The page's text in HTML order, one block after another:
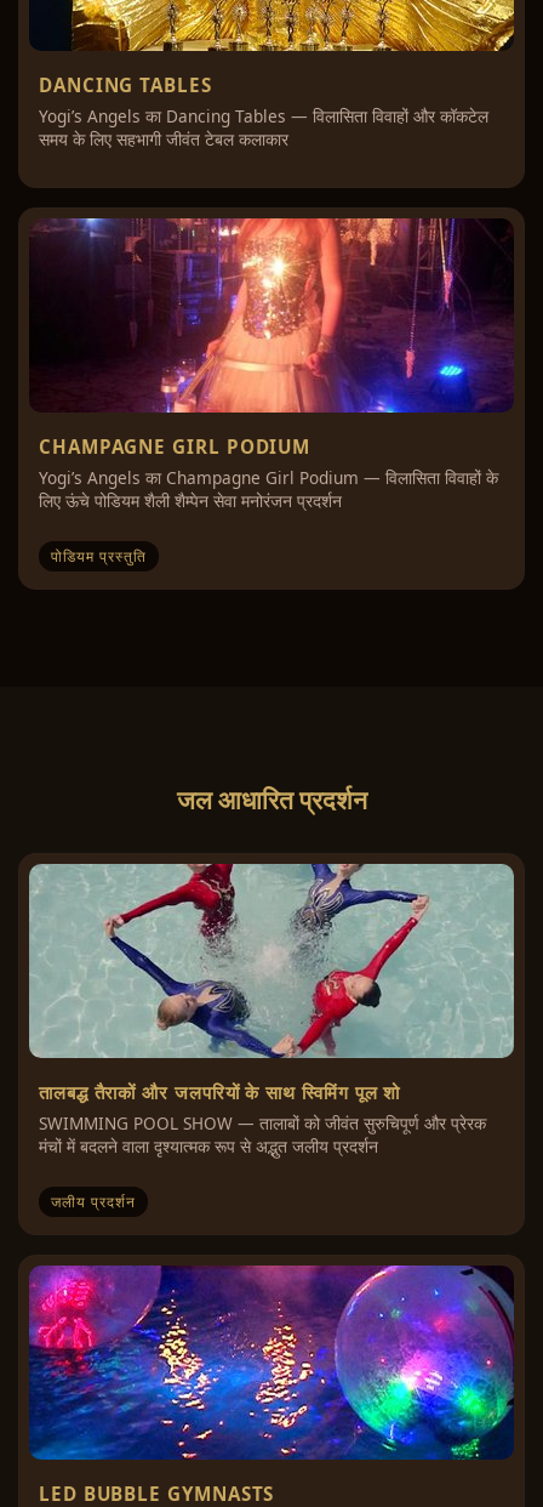
DANCING TABLES
Yogi’s Angels का Dancing Tables — विलासिता विवाहों और कॉकटेल
समय के लिए सहभागी जीवंत टेबल कलाकार
CHAMPAGNE GIRL PODIUM
Yogi’s Angels का Champagne Girl Podium — विलासिता विवाहों के
लिए ऊंचे पोडियम शैली शैम्पेन सेवा मनोरंजन प्रदर्शन
पोडियम प्रस्तुति
जल आधारित प्रदर्शन
तालबद्ध तैराकों और जलपरियों के साथ स्विमिंग पूल शो
SWIMMING POOL SHOW — तालाबों को जीवंत सुरुचिपूर्ण और प्रेरक
मंचों में बदलने वाला दृश्यात्मक रूप से अद्भुत जलीय प्रदर्शन
जलीय प्रदर्शन
LED BUBBLE GYMNASTS